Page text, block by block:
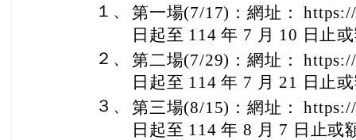
１、 第一場(7/17)：網址：
日起至 114 年 7 月 10 日止
２、 第二場(7/29)：網址：
日起至 114 年 7 月 21 日止
３、 第三場(8/15)：網址：
日起至 114 年 8 月 7 日止或